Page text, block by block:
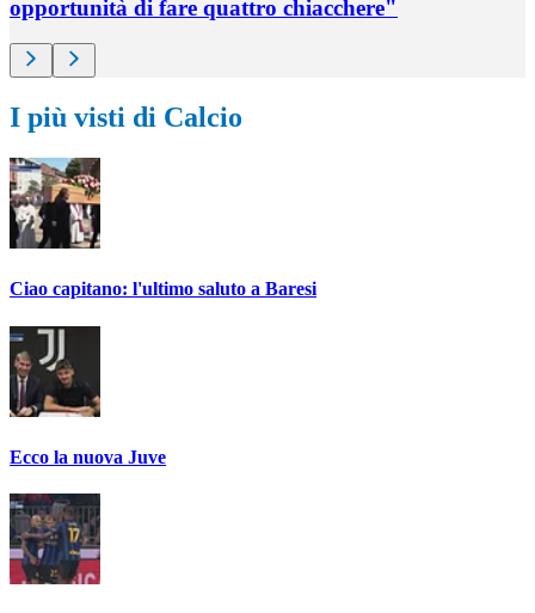
opportunità di fare quattro chiacchere"
I più visti di Calcio
Ciao capitano: l'ultimo saluto a Baresi
Ecco la nuova Juve